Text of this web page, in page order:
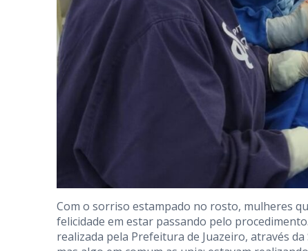
Com o sorriso estampado no rosto, mulheres
felicidade em estar passando pelo
realizada pela Prefeitura de Juazeiro, através